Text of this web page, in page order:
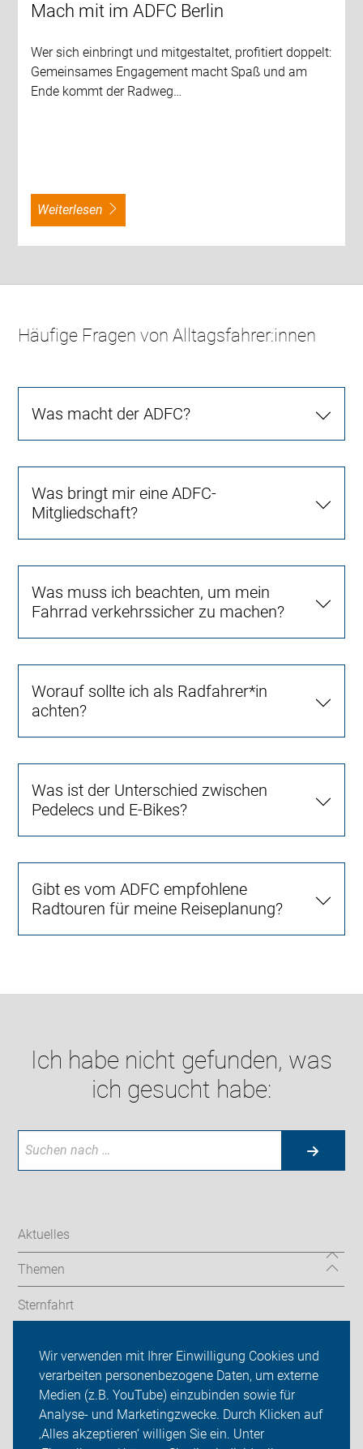
Wir verwenden mit Ihrer Einwilligung Cookies und
verarbeiten personenbezogene Daten, um externe
Medien (z.B. YouTube) einzubinden sowie für
Analyse- und Marketingzwecke. Durch Klicken auf
‚Alles akzeptieren‘ willigen Sie ein. Unter
Mach mit im ADFC Berlin
Wer sich einbringt und mitgestaltet, profitiert doppelt:
Gemeinsames Engagement macht Spaß und am
Ende kommt der Radweg…
weiterlesen
Häufige Fragen von Alltagsfahrer:innen
Was macht der ADFC?
Was bringt mir eine ADFC-
Mitgliedschaft?
Was muss ich beachten, um mein
Fahrrad verkehrssicher zu machen?
Worauf sollte ich als Radfahrer*in
achten?
Was ist der Unterschied zwischen
Pedelecs und E-Bikes?
Gibt es vom ADFC empfohlene
Radtouren für meine Reiseplanung?
Ich habe nicht gefunden, was
ich gesucht habe:
Aktuelles
Themen
Sternfahrt
ADFC Berlin
Sei dabei